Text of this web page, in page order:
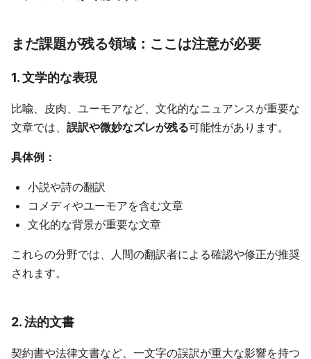
まだ課題が残る領域：ここは注意が必要
1. 文学的な表現
比喩、皮肉、ユーモアなど、文化的なニュアンスが重要な
文章では、 誤訳や微妙なズレが残る可能性があります。
具体例：
小説や詩の翻訳
コメディやユーモアを含む文章
文化的な背景が重要な文章
これらの分野では、人間の翻訳者による確認や修正が推奨
されます。
2. 法的文書
契約書や法律文書など、一文字の誤訳が重大な影響を持つ